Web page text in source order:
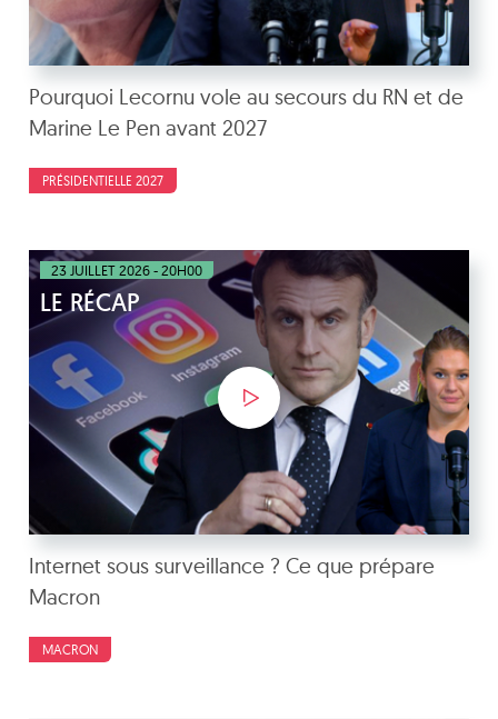
Pourquoi Lecornu vole au secours du RN et de
Marine Le Pen avant 2027
PRÉSIDENTIELLE 2027
23 JUILLET 2026 - 20H00
LE RÉCAP
Internet sous surveillance ? Ce que prépare
Macron
MACRON